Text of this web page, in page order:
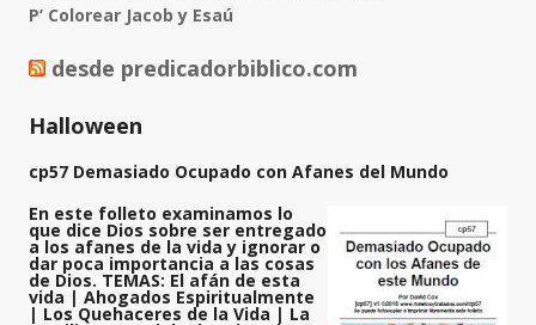
P’ Colorear Jacob y Esaú
desde predicadorbiblico.com
Halloween
cp57 Demasiado Ocupado con Afanes del Mundo
En este folleto examinamos lo
que dice Dios sobre ser entregado
a los afanes de la vida y ignorar o
dar poca importancia a las cosas
de Dios. TEMAS: El afán de esta
vida | Ahogados Espiritualmente
| Los Quehaceres de la Vida | La